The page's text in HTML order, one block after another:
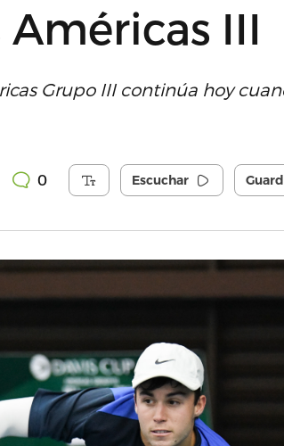
Américas III
Grupo III continúa hoy
0 Escuchar